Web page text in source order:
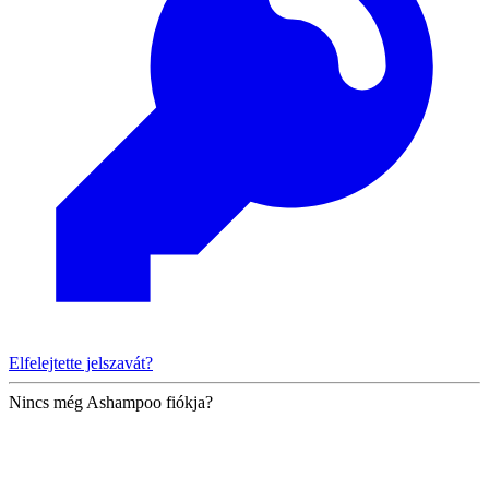
Elfelejtette jelszavát?
Nincs még Ashampoo fiókja?